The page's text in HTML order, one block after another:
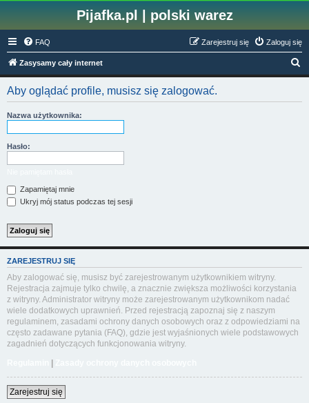
Pijafka.pl | polski warez
FAQ Zaloguj się
Zarejestruj się
Zasysamy cały internet
z
Aby oglądać profile, musisz się zalogować.
Nazwa użytkownika:
Hasło:
Zapamiętaj mnie
Ukryj mój status podczas tej sesji
ZAREJESTRUJ SIĘ
Aby zalogować się, musisz być zarejestrowanym użytkownikiem witryny.
Rejestracja zajmuje tylko chwilę, a znacznie zwiększa możliwości korzystania
z witryny. Administrator witryny może zarejestrowanym użytkownikom nadać
wiele dodatkowych uprawnień. Przed rejestracją zapoznaj się z naszym
regulaminem, zasadami ochrony danych osobowych oraz z odpowiedziami na
często zadawane pytania (FAQ), gdzie jest wyjaśnionych wiele podstawowych
zagadnień dotyczących funkcjonowania witryny.
|
Zarejestruj się